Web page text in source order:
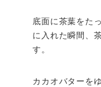
底面に茶葉をた
に入れた瞬間、
す。
カカオバターを